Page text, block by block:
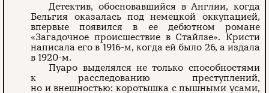
Детектив, обосновавшийся в Англии, когда
Бельгия оказалась под немецкой оккупацией,
впервые появился в ее дебютном романе
«Загадочное происшествие в Стайлзе». Кристи
написала его в 1916-м, когда ей было 26, а издала
в 1920-м.
Пуаро выделялся не только способностями
к расследованию преступлений,
но и внешностью: коротышка с пышными усами,